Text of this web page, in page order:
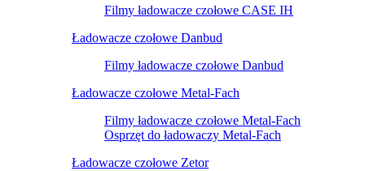
Filmy ładowacze czołowe CASE IH
Ładowacze czołowe Danbud
Filmy ładowacze czołowe Danbud
Ładowacze czołowe Metal-Fach
Filmy ładowacze czołowe Metal-Fach
Osprzęt do ładowaczy Metal-Fach
Ładowacze czołowe Zetor